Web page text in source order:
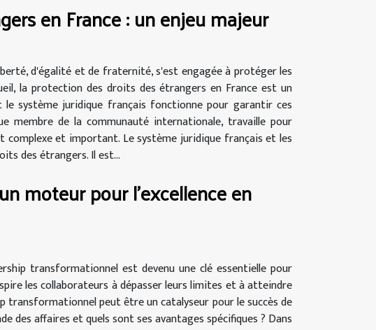
en France : un enjeu majeur
d'égalité et de fraternité, s'est engagée à protéger les
la protection des droits des étrangers en France est un
système juridique français fonctionne pour garantir ces
membre de la communauté internationale, travaille pour
et important. Le système juridique français et les
des étrangers. Il est...
moteur pour l'excellence en
transformationnel est devenu une clé essentielle pour
les collaborateurs à dépasser leurs limites et à atteindre
peut être un catalyseur pour le succès de
des affaires et quels sont ses avantages spécifiques ? Dans